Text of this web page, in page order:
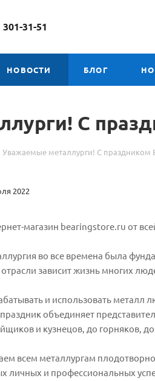
31-51
НОВОСТИ БЛОГ
С
Уважаемые металлурги! С праздником
2022
магазин bearingstore.ru от
во все времена была
отрасли зависит жизнь многих
и использовать металл
праздник объединяет
и кузнецов, до горняков,
всем металлургам
личных и профессиональных